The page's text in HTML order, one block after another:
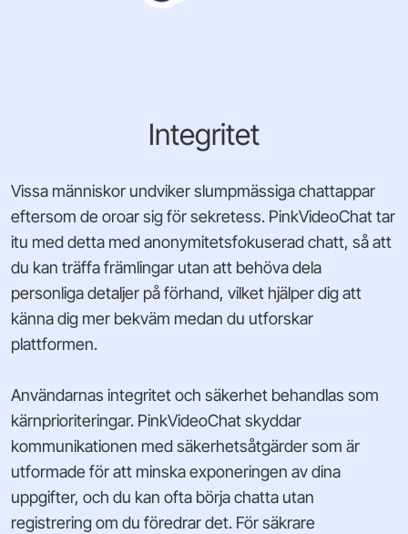
Integritet
Vissa människor undviker slumpmässiga chattappar
eftersom de oroar sig för sekretess. PinkVideoChat tar
itu med detta med anonymitetsfokuserad chatt, så att
du kan träffa främlingar utan att behöva dela
personliga detaljer på förhand, vilket hjälper dig att
känna dig mer bekväm medan du utforskar
plattformen.
Användarnas integritet och säkerhet behandlas som
kärnprioriteringar. PinkVideoChat skyddar
kommunikationen med säkerhetsåtgärder som är
utformade för att minska exponeringen av dina
uppgifter, och du kan ofta börja chatta utan
registrering om du föredrar det. För säkrare